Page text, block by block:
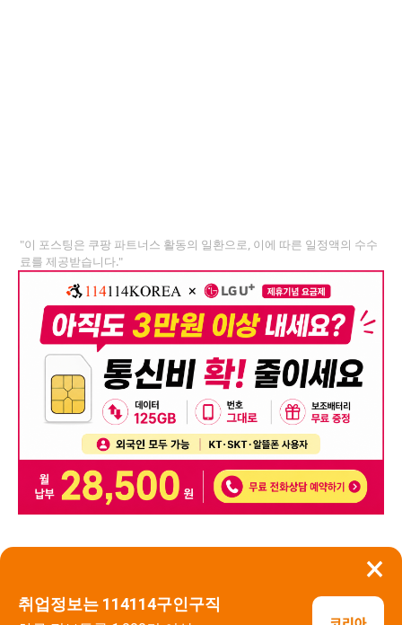
×
취업정보는 114114구인구직
"이 포스팅은 쿠팡 파트너스 활동의 일환으로, 이에 따른 일정액의 수수
료를 제공받습니다."